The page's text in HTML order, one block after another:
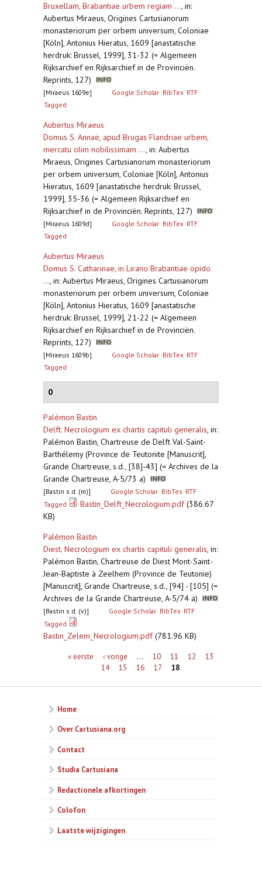
Bruxellam, Brabantiae urbem regiam ..., in:
Aubertus Miraeus, Origines Cartusianorum
monasteriorum per orbem universum, Coloniae
[Köln], Antonius Hieratus, 1609 [anastatische
herdruk: Brussel, 1999], 31-32 (= Algemeen
Rijksarchief en Rijksarchief in de Provinciën.
Reprints, 127)
[Miraeus 1609e] Google Scholar BibTex RTF
Tagged
Aubertus Miraeus
Domus S. Annae, apud Brugas Flandriae urbem,
mercatu olim nobilissimam ..., in: Aubertus
Miraeus, Origines Cartusianorum monasteriorum
per orbem universum, Coloniae [Köln], Antonius
Hieratus, 1609 [anastatische herdruk: Brussel,
1999], 35-36 (= Algemeen Rijksarchief en
Rijksarchief in de Provinciën. Reprints, 127)
[Miraeus 1609d] Google Scholar BibTex RTF
Tagged
Aubertus Miraeus
Domus S. Catharinae, in Lirano Brabantiae opido
..., in: Aubertus Miraeus, Origines Cartusianorum
monasteriorum per orbem universum, Coloniae
[Köln], Antonius Hieratus, 1609 [anastatische
herdruk: Brussel, 1999], 21-22 (= Algemeen
Rijksarchief en Rijksarchief in de Provinciën.
Reprints, 127)
[Miraeus 1609b] Google Scholar BibTex RTF
Tagged
0
Palémon Bastin
Delft. Necrologium ex chartis capituli generalis, in:
Palémon Bastin, Chartreuse de Delft Val-Saint-
Barthélemy (Province de Teutonite [Manuscrit],
Grande Chartreuse, s.d., [38]-43] (= Archives de la
Grande Chartreuse, A-5/73 a)
[Bastin s.d. (m)] Google Scholar BibTex RTF
Tagged
Bastin_Delft_Necrologium.pdf(386.67
KB)
Palémon Bastin
Diest. Necrologium ex chartis capituli generalis, in:
Palémon Bastin, Chartreuse de Diest Mont-Saint-
Jean-Baptiste à Zeelhem (Province de Teutonie)
[Manuscrit], Grande Chartreuse, s.d., [94] - [105] (=
Archives de la Grande Chartreuse, A-5/74 a)
[Bastin s.d. (v)] Google Scholar BibTex RTF
Tagged
Bastin_Zelem_Necrologium.pdf(781.96 KB)
Pagina's« eerste ‹ vorige … 10 11 12
13
14
15 16 17 18
Home
Over Cartusiana.org
Contact
Studia Cartusiana
Redactionele afkortingen
Colofon
Laatste wijzigingen